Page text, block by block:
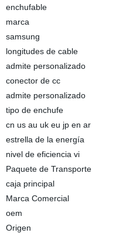
enchufable
marca
samsung
longitudes de cable
admite personalizado
conector de cc
admite personalizado
tipo de enchufe
cn us au uk eu jp en ar
estrella de la energía
nivel de eficiencia vi
Paquete de Transporte
caja principal
Marca Comercial
oem
Origen